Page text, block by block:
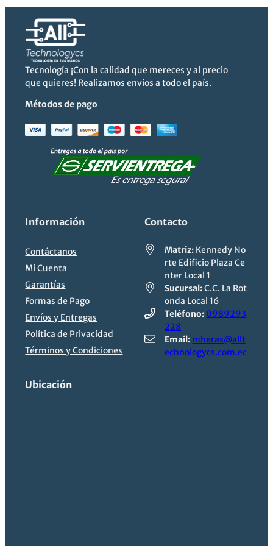
$1342.04.
$1166.99.
Tecnología ¡Con la calidad que mereces y al precio
que quieres! Realizamos envíos a todo el país.
Métodos de pago
Información
Contáctanos
Mi Cuenta
Garantías
Formas de Pago
Envíos y Entregas
Política de Privacidad
Términos y Condiciones
Contacto
Matriz: Kennedy No
rte Edificio Plaza Ce
nter Local 1
Sucursal:C.C. La Rot
onda Local 16
Teléfono: 0989293
228
Email: mheras@allt
echnologycs.com.ec
Ubicación